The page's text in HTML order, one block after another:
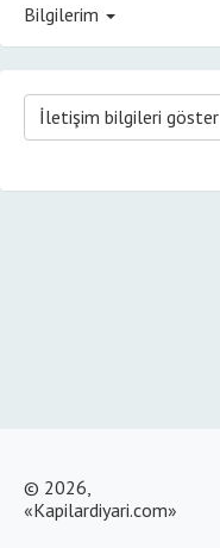
Bilgilerim
İletişim bilgileri göster
© 2026,
«Kapilardiyari.com»